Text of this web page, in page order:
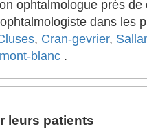
ophtalmologue près
dans les
, Cran-gevrier,
blanc .
leurs patients